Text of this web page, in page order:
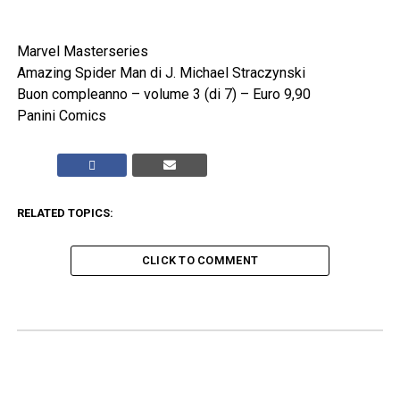
Marvel Masterseries
Amazing Spider Man di J. Michael Straczynski
Buon compleanno – volume 3 (di 7) – Euro 9,90
Panini Comics
RELATED TOPICS:
CLICK TO COMMENT